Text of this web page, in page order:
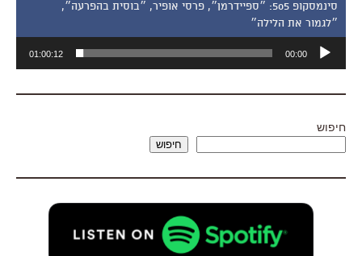
סינמסקופ 505: ״ספיידרמן״, פרסי אופיר, ״בוסית בהפרעה״,
״לגמור את הלילה״
אודיו
00:00
01:00:12
חיפוש
חיפוש